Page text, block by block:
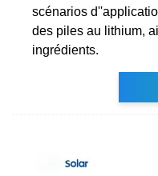
scénarios
des piles au lithium,
ingrédients.